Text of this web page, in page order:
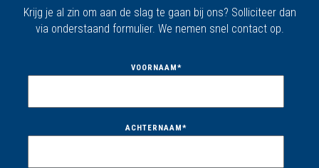
Krijg je al zin om aan de slag te gaan bij ons? Solliciteer dan
via onderstaand formulier. We nemen snel contact op.
VOORNAAM*
ACHTERNAAM*